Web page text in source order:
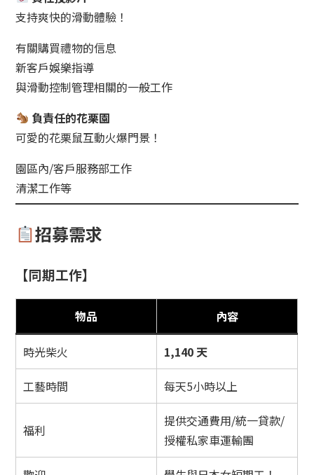
支持爽快的滑動體驗！
有關購買禮物的信息
新客戶娛樂指導
與滑動控制管理相關的一般工作
負責任的花栗園
可愛的花栗鼠互動火爆門景！
園區內/客戶服務部工作
清潔工作等
招募需求
【同期工作】
物品 內容
時光柴火 1,140 天
工藝時間 每天5小時以上
福利
提供交通費用/統一貸款/
授權私家車運輸團